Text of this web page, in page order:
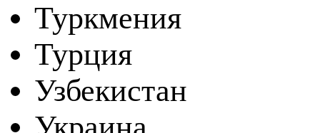
Туркмения
Турция
Узбекистан